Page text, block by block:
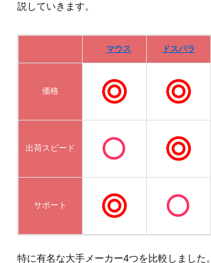
説していきます。
マウス ドスパラ
価格
出荷スピード
サポート
特に有名な大手メーカー4つを比較しました。